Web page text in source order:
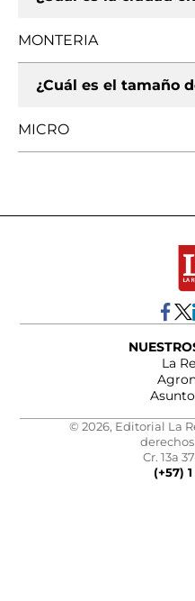
MONTERIA
¿Cuál es el tamaño
MICRO
La
© 2026, Editorial La
Cr. 13a
(+57)